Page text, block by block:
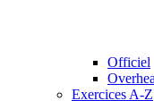
Officiel
Exercices A-Z